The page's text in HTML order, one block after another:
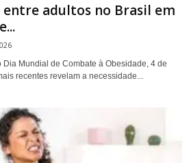
entre adultos no Brasil em
Mundial de Combate à Obesidade, 4 de
recentes revelam a necessidade...